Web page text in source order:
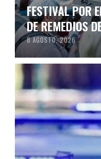
FESTIVAL POR
DE REMEDIOS
8 AGOSTO, 2026